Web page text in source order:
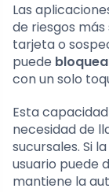
Las
de riesgos más
tarjeta o
puede
con un solo
Esta
necesidad de
sucursales. Si
usuario puede
mantiene la